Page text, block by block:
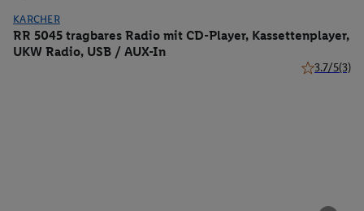
KARCHER
RR 5045 tragbares Radio mit CD-Player, Kassettenplayer,
UKW Radio, USB / AUX-In
3.7/5(3)